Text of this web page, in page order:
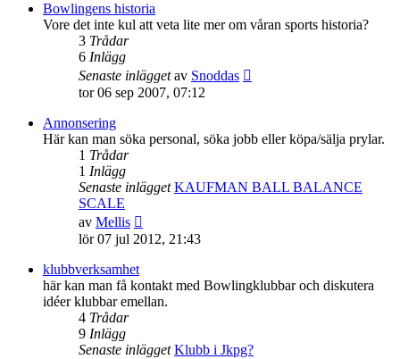
inlägget
Bowlingens historia
Vore det inte kul att veta lite mer om våran sports historia?
3 Trådar
6 Inlägg
Senaste inläggetav Snoddas
inlägget
tor 06 sep 2007, 07:12
Annonsering
Här kan man söka personal, söka jobb eller köpa/sälja prylar.
1 Trådar
1 Inlägg
Senaste inlägget KAUFMAN BALL BALANCE
SCALE
av Mellis
till
inlägget
lör 07 jul 2012, 21:43
klubbverksamhet
här kan man få kontakt med Bowlingklubbar och diskutera
idéer klubbar emellan.
4 Trådar
9 Inlägg
Senaste inlägget Klubb i Jkpg?